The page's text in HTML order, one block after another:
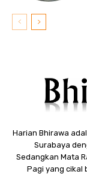
Harian Bhirawa
Surabaya
Sedangkan Mata
Pagi yang cikal